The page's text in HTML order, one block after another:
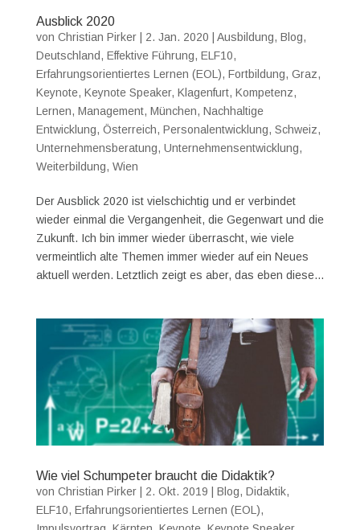
Ausblick 2020
von Christian Pirker| 2. Jan. 2020 Ausbildung, Blog,
Deutschland, Effektive Führung, ELF10,
Erfahrungsorientiertes Lernen (EOL), Fortbildung, Graz,
Keynote, Keynote Speaker, Klagenfurt, Kompetenz,
Lernen, Management, München, Nachhaltige
Entwicklung, Österreich, Personalentwicklung, Schweiz,
Unternehmensberatung, Unternehmensentwicklung,
Weiterbildung, Wien
Der Ausblick 2020 ist vielschichtig und er verbindet
wieder einmal die Vergangenheit, die Gegenwart und die
Zukunft. Ich bin immer wieder überrascht, wie viele
vermeintlich alte Themen immer wieder auf ein Neues
aktuell werden. Letztlich zeigt es aber, das eben diese...
Wie viel Schumpeter braucht die Didaktik?
von Christian Pirker| 2. Okt. 2019 Blog, Didaktik,
ELF10, Erfahrungsorientiertes Lernen (EOL),